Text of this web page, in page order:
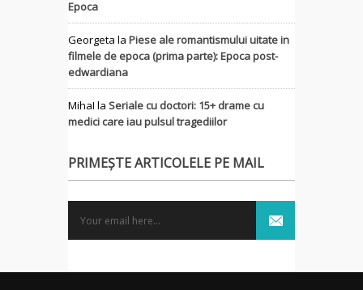
Epoca
Georgeta la Piese ale romantismului uitate in
filmele de epoca (prima parte): Epoca post-
edwardiana
MihaI la Seriale cu doctori: 15+ drame cu
medici care iau pulsul tragediilor
PRIMEȘTE ARTICOLELE PE MAIL